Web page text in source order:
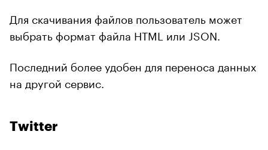
Для скачивания файлов пользователь может
выбрать формат файла HTML или JSON.
Последний более удобен для переноса данных
на другой сервис.
Twitter